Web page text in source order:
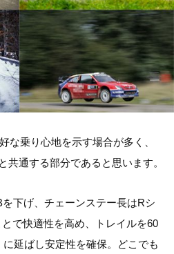
な乗り心地を示す場合が多く、
共通する部分であると思います。
下げ、チェーンステー長はRシ
で快適性を高め、トレイルを60
延ばし安定性を確保。どこでも